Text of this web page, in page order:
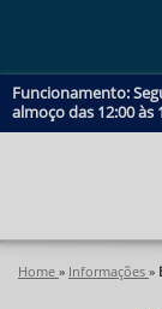
Funcionamento:
almoço das 12:00 às
Home » Informações »